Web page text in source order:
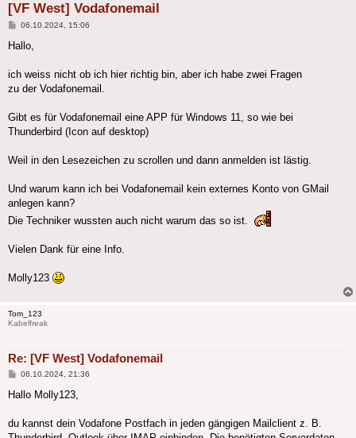
[VF West] Vodafonemail
Beitrag
06.10.2024, 15:06
Hallo,
ich weiss nicht ob ich hier richtig bin, aber ich habe zwei Fragen
zu der Vodafonemail.
Gibt es für Vodafonemail eine APP für Windows 11, so wie bei
Thunderbird (Icon auf desktop)
Weil in den Lesezeichen zu scrollen und dann anmelden ist lästig.
Und warum kann ich bei Vodafonemail kein externes Konto von GMail
anlegen kann?
Die Techniker wussten auch nicht warum das so ist.
Vielen Dank für eine Info.
Molly123
Tom_123
Kabelfreak
Re: [VF West] Vodafonemail
Beitrag
06.10.2024, 21:36
Hallo Molly123,
du kannst dein Vodafone Postfach in jeden gängigen Mailclient z. B.